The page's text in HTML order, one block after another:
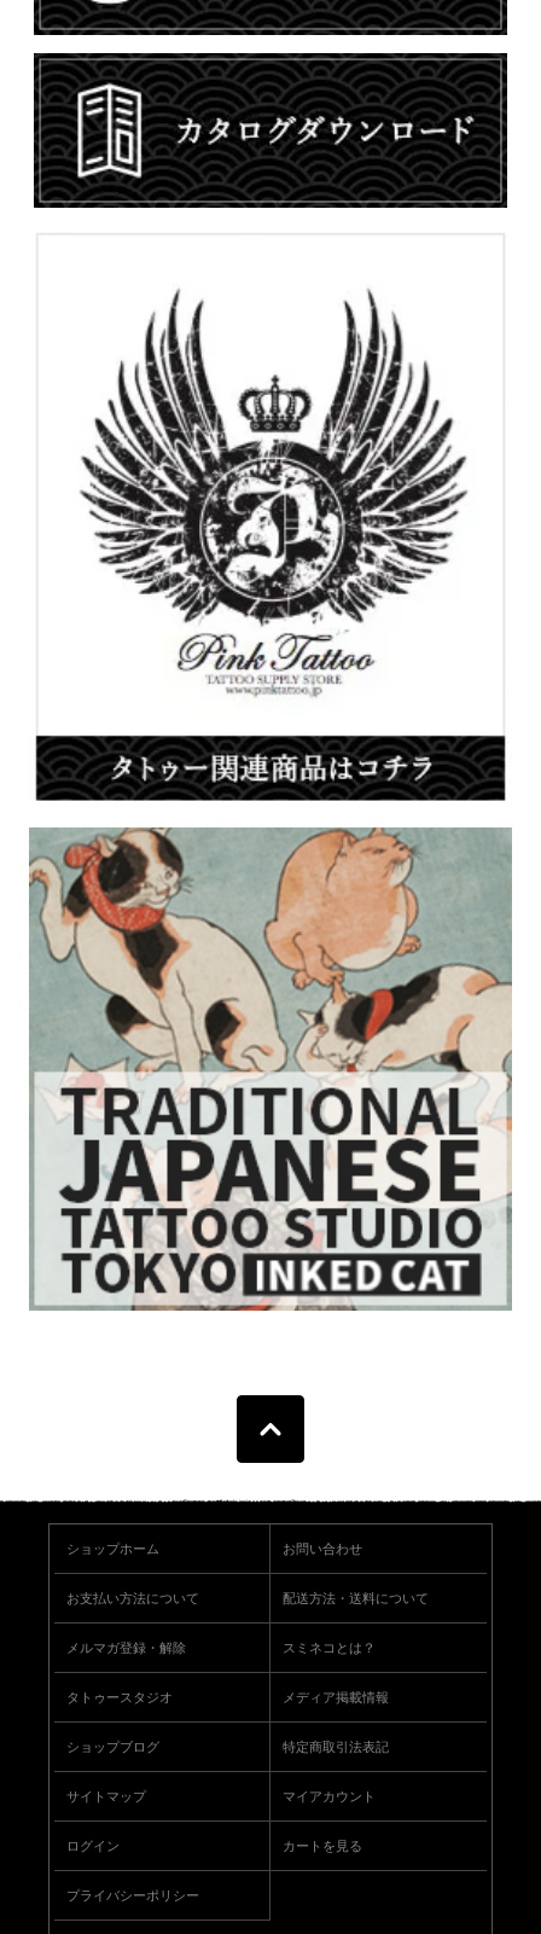
ショップホーム お問い合わせ
お支払い方法について 配送方法・送料について
メルマガ登録・解除 スミネコとは？
タトゥースタジオ メディア掲載情報
ショップブログ 特定商取引法表記
サイトマップ マイアカウント
ログイン カートを見る
プライバシーポリシー